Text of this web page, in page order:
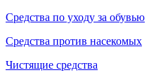
Средства по уходу за обувью
Средства против насекомых
Чистящие средства